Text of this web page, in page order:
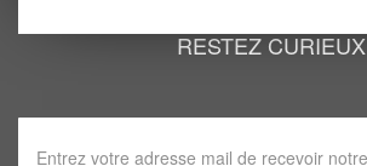
RESTEZ CURIEUX